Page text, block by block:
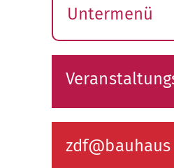
Untermenü
öffnen
zdf@bauhaus